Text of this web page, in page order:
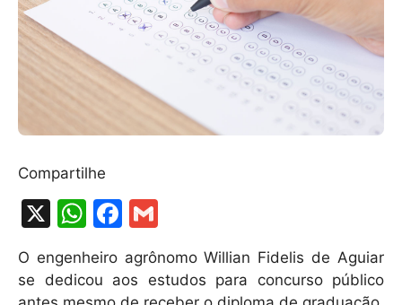
Compartilhe
X
W
h
at
F
c ai
O engenheiro agrônomo Willian Fidelis de Aguiar
se dedicou aos estudos para concurso público